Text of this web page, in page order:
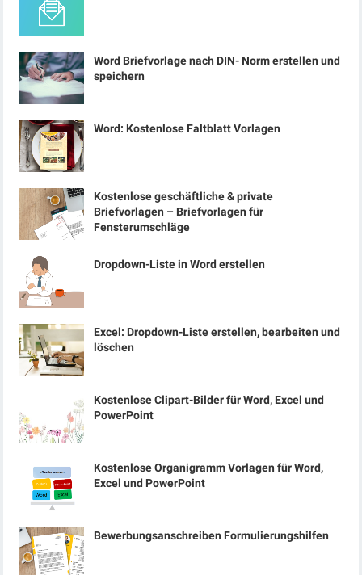
Word Briefvorlage nach DIN- Norm erstellen und
speichern
Word: Kostenlose Faltblatt Vorlagen
Kostenlose geschäftliche & private
Briefvorlagen – Briefvorlagen für
Fensterumschläge
Dropdown-Liste in Word erstellen
Excel: Dropdown-Liste erstellen, bearbeiten und
löschen
Kostenlose Clipart-Bilder für Word, Excel und
PowerPoint
Kostenlose Organigramm Vorlagen für Word,
Excel und PowerPoint
Bewerbungsanschreiben Formulierungshilfen